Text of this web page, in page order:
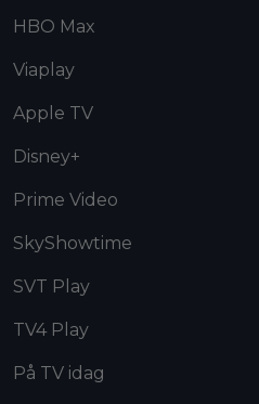
HBO Max
Viaplay
Apple TV
Disney+
Prime Video
SkyShowtime
SVT Play
TV4 Play
På TV idag